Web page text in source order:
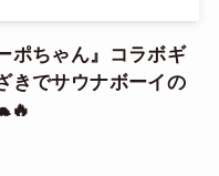
ポちゃん』コラボギ
きでサウナボーイの